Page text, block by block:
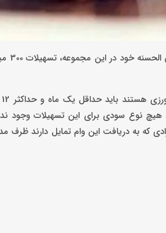
بانک
نوع سودی برای این تسهیلات وجود